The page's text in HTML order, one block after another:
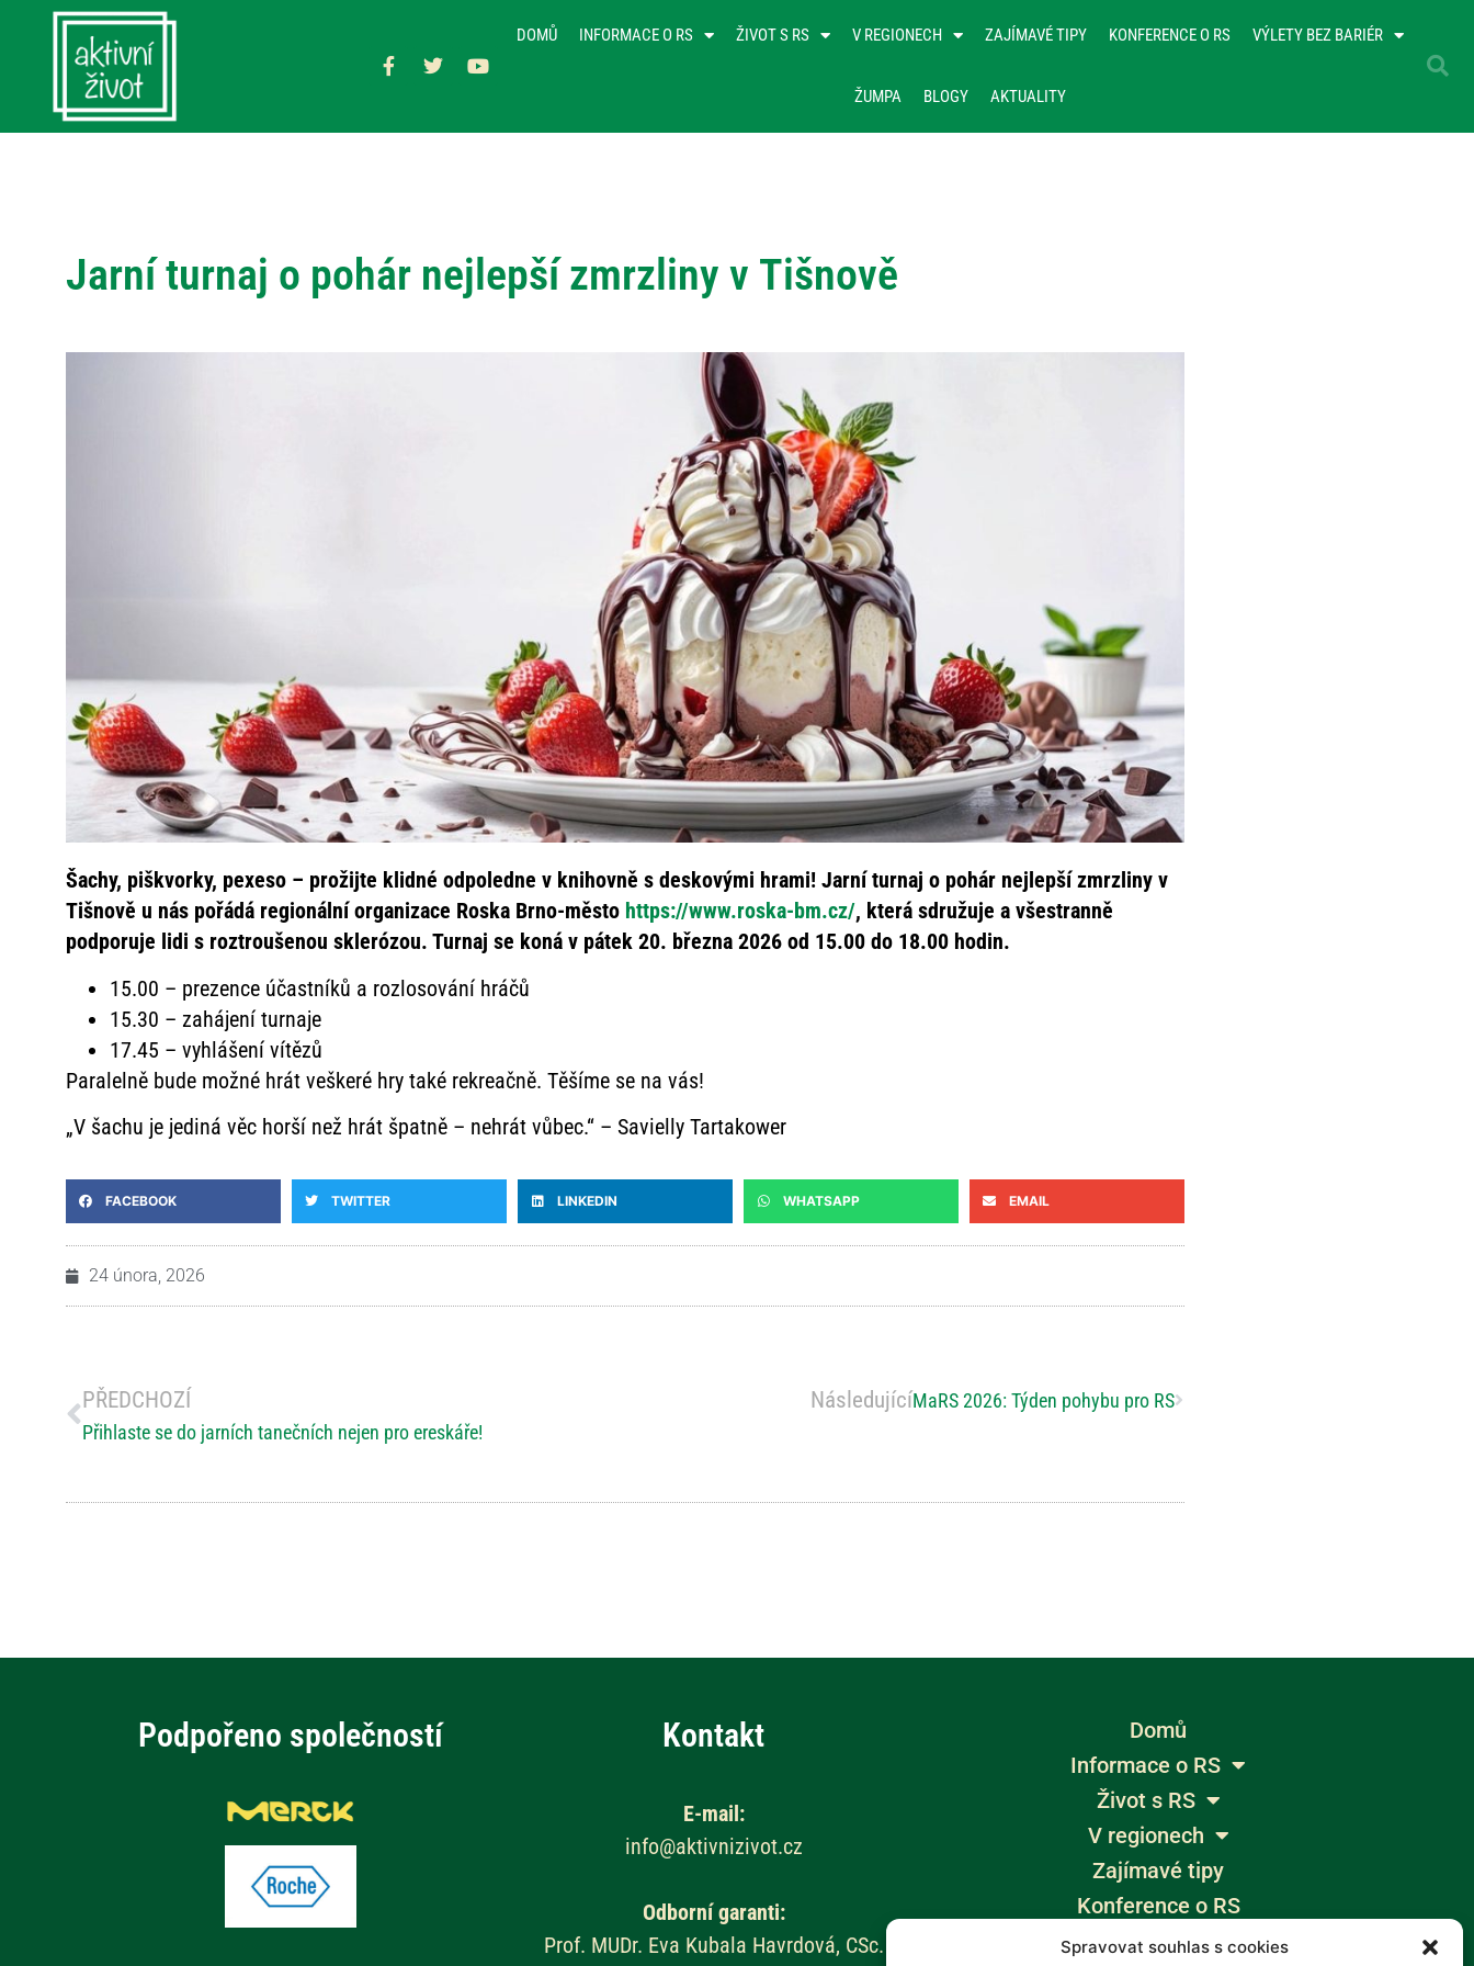
Spravovat souhlas s cookies
DOMŮ INFORMACE O RS ŽIVOT S RS V REGIONECH ZAJÍMAVÉ TIPY KONFERENCE O RS VÝLETY BEZ BARIÉR
ŽUMPA BLOGY AKTUALITY
Jarní turnaj o pohár nejlepší zmrzliny v Tišnově
Šachy, piškvorky, pexeso – prožijte klidné odpoledne v knihovně s deskovými hrami! Jarní turnaj o pohár nejlepší zmrzliny v
Tišnově u nás pořádá regionální organizace Roska Brno-město https://www.roska-bm.cz/, která sdružuje a všestranně
podporuje lidi s roztroušenou sklerózou. Turnaj se koná v pátek 20. března 2026 od 15.00 do 18.00 hodin.
15.00 – prezence účastníků a rozlosování hráčů
15.30 – zahájení turnaje
17.45 – vyhlášení vítězů
Paralelně bude možné hrát veškeré hry také rekreačně. Těšíme se na vás!
„V šachu je jediná věc horší než hrát špatně – nehrát vůbec.“ – Savielly Tartakower
FACEBOOK TWITTER LINKEDIN WHATSAPP EMAIL
24 února, 2026
PŘEDCHOZÍ
Přihlaste se do jarních tanečních nejen pro ereskáře!
NásledujícíMaRS 2026: Týden pohybu pro RS
Podpořeno společností Kontakt
E-mail:
info@aktivnizivot.cz
Odborní garanti:
Prof. MUDr. Eva Kubala Havrdová, CSc.
Domů
Informace o RS
Život s RS
V regionech
Zajímavé tipy
Konference o RS
Výlety bez bariér